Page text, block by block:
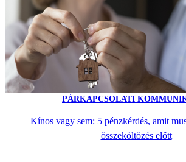
PÁRKAPCSOLATI
Kínos vagy sem: 5 pénzkérdés, amit
összeköltözés előtt